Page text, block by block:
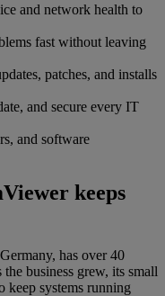
and network health to
fast without leaving
patches, and installs
and secure every IT
and software
keeps
has over 40
business grew, its small
keep systems running